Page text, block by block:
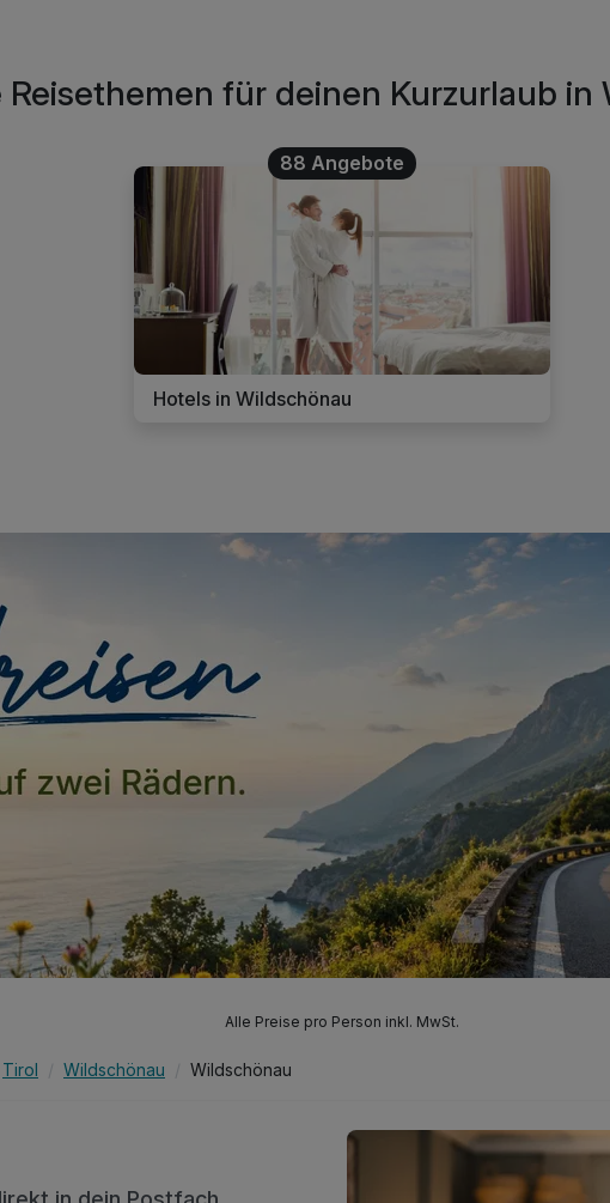
Reisethemen für deinen Kurzurlaub in
88 Angebote
Hotels in Wildschönau
Alle Preise pro Person inkl. MwSt.
Tirol Wildschönau Wildschönau